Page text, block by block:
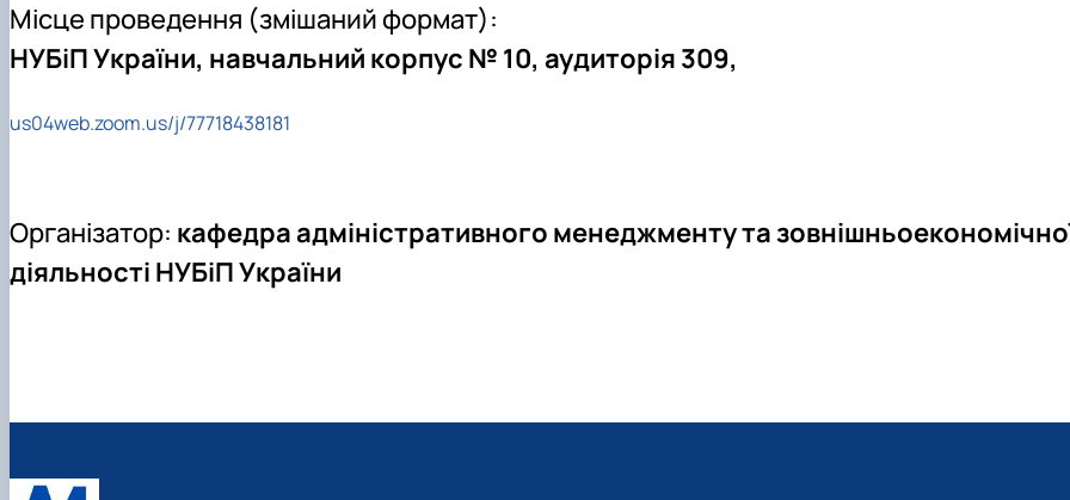
Місце проведення (змішаний формат):
НУБіП України, навчальний корпус № 10, аудиторія 309,
us04web.zoom.us/j/77718438181
Організатор: кафедра адміністративного менеджменту та
діяльності НУБіП України